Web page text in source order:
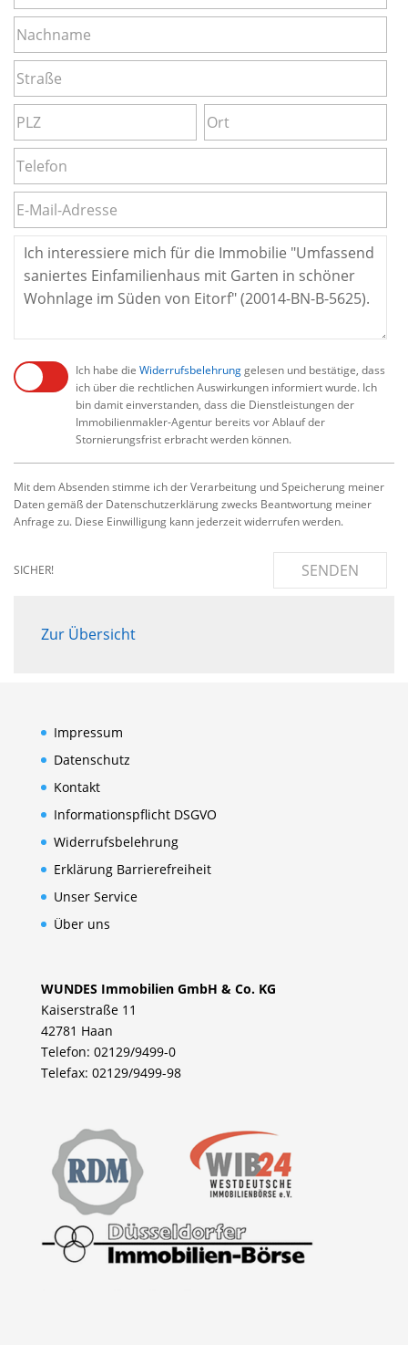
Ich habe die Widerrufsbelehrunggelesen und bestätige, dass
ich über die rechtlichen Auswirkungen informiert wurde. Ich
bin damit einverstanden, dass die Dienstleistungen der
Immobilienmakler-Agentur bereits vor Ablauf der
Stornierungsfrist erbracht werden können.
Mit dem Absenden stimme ich der Verarbeitung und Speicherung meiner
Daten gemäß der Datenschutzerklärung zwecks Beantwortung meiner
Anfrage zu. Diese Einwilligung kann jederzeit widerrufen werden.
SICHER! SENDEN
Zur Übersicht
Impressum
Datenschutz
Kontakt
Informationspflicht DSGVO
Widerrufsbelehrung
Erklärung Barrierefreiheit
Unser Service
Über uns
WUNDES Immobilien GmbH & Co. KG
Kaiserstraße 11
42781 Haan
Telefon: 02129/9499-0
Telefax: 02129/9499-98